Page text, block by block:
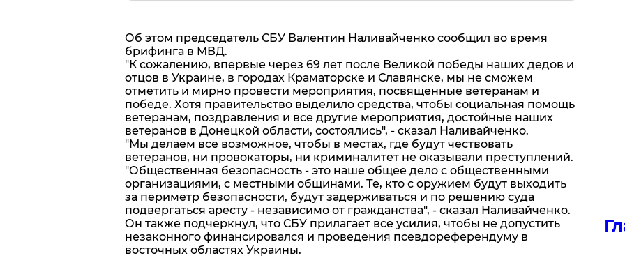
Об этом председатель СБУ Валентин Наливайченко сообщил во время
брифинга в МВД.
"К сожалению, впервые через 69 лет после Великой победы наших дедов и
отцов в Украине, в городах Краматорске и Славянске, мы не сможем
отметить и мирно провести мероприятия, посвященные ветеранам и
победе. Хотя правительство выделило средства, чтобы социальная помощь
ветеранам, поздравления и все другие мероприятия, достойные наших
ветеранов в Донецкой области, состоялись", - сказал Наливайченко.
"Мы делаем все возможное, чтобы в местах, где будут чествовать
ветеранов, ни провокаторы, ни криминалитет не оказывали преступлений.
"Общественная безопасность - это наше общее дело с общественными
организациями, с местными общинами. Те, кто с оружием будут выходить
за периметр безопасности, будут задерживаться и по решению суда
подвергаться аресту - независимо от гражданства", - сказал Наливайченко.
Он также подчеркнул, что СБУ прилагает все усилия, чтобы не допустить
незаконного финансировался и проведения псевдореферендуму в
восточных областях Украины.